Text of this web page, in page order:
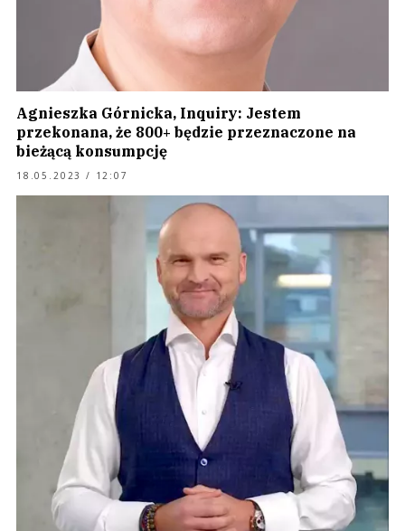
Agnieszka Górnicka, Inquiry: Jestem
przekonana, że 800+ będzie przeznaczone na
bieżącą konsumpcję
18.05.2023 / 12:07